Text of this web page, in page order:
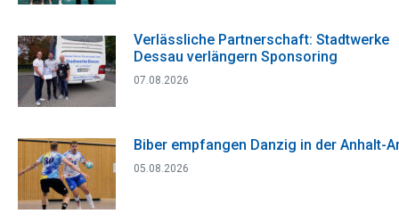
Verlässliche Partnerschaft: Stadtwerke
Dessau verlängern Sponsoring
07.08.2026
Biber empfangen Danzig in der Anhalt-
05.08.2026